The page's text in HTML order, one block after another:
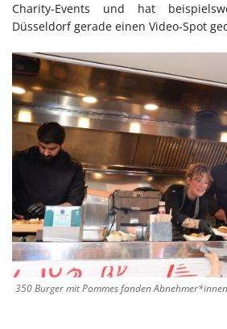
Charity-Events und hat
Düsseldorf gerade einen Video-Spot
350 Burger mit Pommes fanden Abnehmer*innen